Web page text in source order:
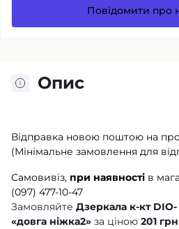
Повідомити про
Опис
Відправка новою поштою на
(Мінімальне замовлення для
Самовивіз, при наявності в
(097) 477-10-47
Замовляйте Дзеркала к-кт
«довга ніжка2» за ціною 201 грн